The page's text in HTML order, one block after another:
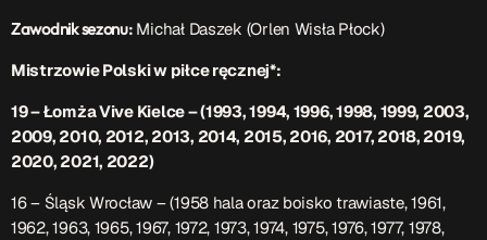
Zawodnik sezonu:Michał Daszek (Orlen Wisła Płock)
Mistrzowie Polski w piłce ręcznej*:
19 – Łomża Vive Kielce – (1993, 1994, 1996, 1998, 1999, 2003,
2009, 2010, 2012, 2013, 2014, 2015, 2016, 2017, 2018, 2019,
2020, 2021, 2022)
16 – Śląsk Wrocław – (1958 hala oraz boisko trawiaste, 1961,
1962, 1963, 1965, 1967, 1972, 1973, 1974, 1975, 1976, 1977, 1978,